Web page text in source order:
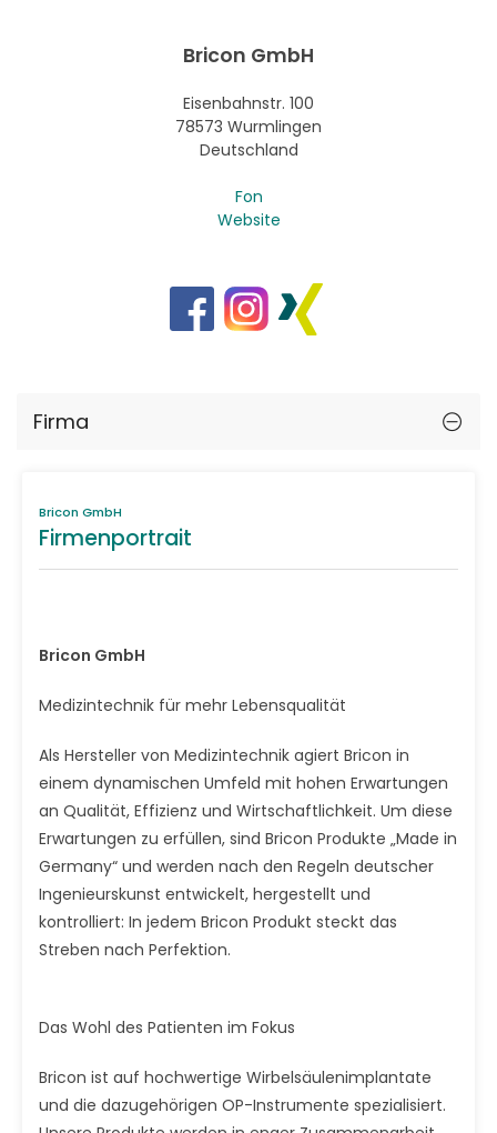
Bricon GmbH
Eisenbahnstr. 100
78573 Wurmlingen
Deutschland
Fon
Website
Firma
Bricon GmbH
Firmenportrait
Bricon GmbH
Medizintechnik für mehr Lebensqualität
Als Hersteller von Medizintechnik agiert Bricon in
einem dynamischen Umfeld mit hohen Erwartungen
an Qualität, Effizienz und Wirtschaftlichkeit. Um diese
Erwartungen zu erfüllen, sind Bricon Produkte „Made in
Germany“ und werden nach den Regeln deutscher
Ingenieurskunst entwickelt, hergestellt und
kontrolliert: In jedem Bricon Produkt steckt das
Streben nach Perfektion.
Das Wohl des Patienten im Fokus
Bricon ist auf hochwertige Wirbelsäulenimplantate
und die dazugehörigen OP-Instrumente spezialisiert.